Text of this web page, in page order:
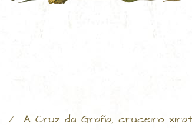
/ A Cruz da Graña, cruceiro